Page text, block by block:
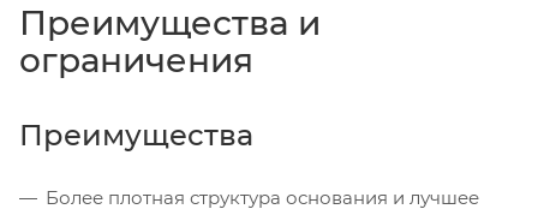
Преимущества и
ограничения
Преимущества
Более плотная структура основания и лучшее